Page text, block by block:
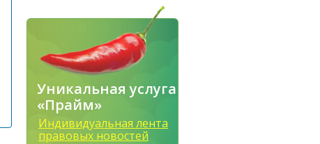
Уникальная услуга
«Прайм»
Индивидуальная лента
правовых новостей